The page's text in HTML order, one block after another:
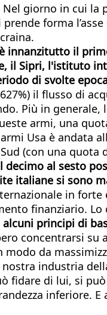
Nel giorno in cui
forma
innanzitutto il
il Sipri, l'istituto
di svolte
il flusso di
Più in
armi, una
Usa è andata
(con una quota
al sesto
italiane si sono
in
finanziario. Lo
principi di
concentrarsi
da
industria
fidare di lui, si
inferiore.